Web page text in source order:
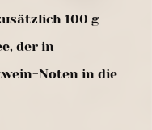
100 g
der in
Noten in die